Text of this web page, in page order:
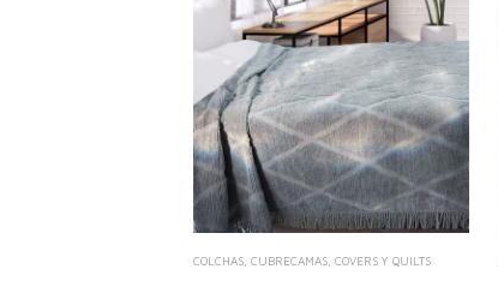
COLCHAS, CUBRECAMAS, COVERS Y QUILTS